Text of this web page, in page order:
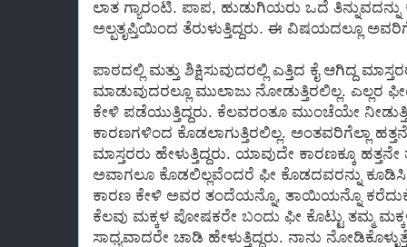
ಲಾತ ಗ್ಯಾರಂಟಿ. ಪಾಪ, ಹುಡುಗಿಯರು ಒದೆ
ಅಲ್ಪತೃಪ್ತಿಯಿಂದ ತೆರುಳುತ್ತಿದ್ದರು. ಈ ವಿಷಯದಲ್ಲೂ
ಪಾಠದಲ್ಲಿ ಮತ್ತು ಶಿಕ್ಷಿಸುವುದರಲ್ಲಿ ಎತ್ತಿದ ಕೈ ಆಗಿದ್ದ
ಮಾಡುವುದರಲ್ಲೂ ಮುಲಾಜು ನೋಡುತ್ತಿರಲಿಲ್ಲ. ಎಲ್ಲರ
ಕೇಳಿ ಪಡೆಯುತ್ತಿದ್ದರು. ಕೆಲವರಂತೂ ಮುಂಚೆಯೇ
ಕಾರಣಗಳಿಂದ ಕೊಡಲಾಗುತ್ತಿರಲಿಲ್ಲ. ಅಂತವರಿಗೆಲ್ಲಾ
ಮಾಸ್ತರರು ಹೇಳುತ್ತಿದ್ದರು. ಯಾವುದೇ ಕಾರಣಕ್ಕೂ
ಅವಾಗಲೂ ಕೊಡಲಿಲ್ಲವೆಂದರೆ ಫೀ ಕೊಡದವರನ್ನು
ಕಾರಣ ಕೇಳಿ ಅವರ ತಂದೆಯನ್ನೊ, ತಾಯಿಯನ್ನೊ
ಕೆಲವು ಮಕ್ಕಳ ಪೋಷಕರೇ ಬಂದು ಫೀ ಕೊಟ್ಟು ತಮ್ಮ ಮಕ್ಕಳ
ಸಾಧ್ಯವಾದರೇ ಚಾಡಿ ಹೇಳುತ್ತಿದ್ದರು. ನಾನು